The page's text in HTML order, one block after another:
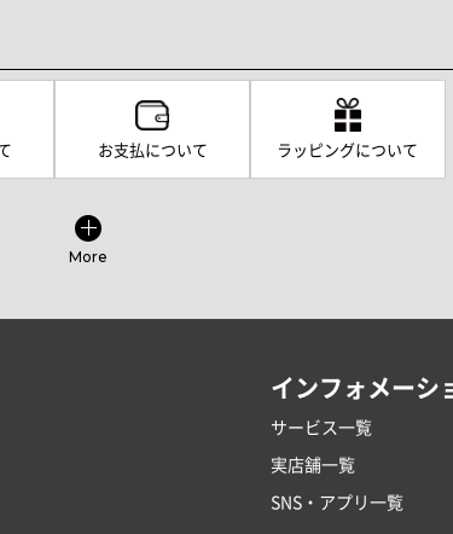
お支払について ラッピングについて
More
インフォメーシ
サービス一覧
実店舗一覧
SNS・アプリ一覧